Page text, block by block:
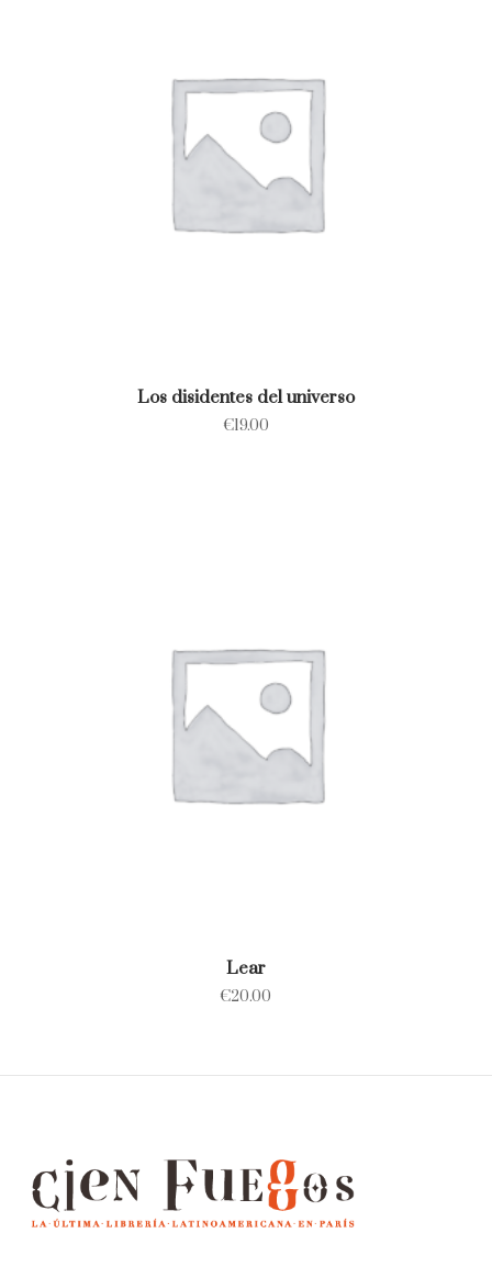
Los disidentes del universo
€19.00
Lear
€20.00